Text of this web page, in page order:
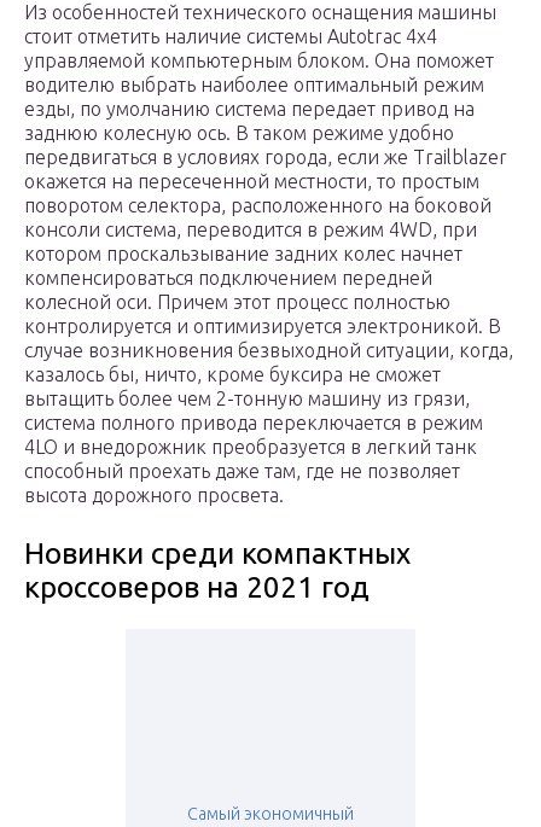
Из особенностей технического оснащения машины
стоит отметить наличие системы Autotrac 4х4
управляемой компьютерным блоком. Она поможет
водителю выбрать наиболее оптимальный режим
езды, по умолчанию система передает привод на
заднюю колесную ось. В таком режиме удобно
передвигаться в условиях города, если же Trailblazer
окажется на пересеченной местности, то простым
поворотом селектора, расположенного на боковой
консоли система, переводится в режим 4WD, при
котором проскальзывание задних колес начнет
компенсироваться подключением передней
колесной оси. Причем этот процесс полностью
контролируется и оптимизируется электроникой. В
случае возникновения безвыходной ситуации, когда,
казалось бы, ничто, кроме буксира не сможет
вытащить более чем 2-тонную машину из грязи,
система полного привода переключается в режим
4LO и внедорожник преобразуется в легкий танк
способный проехать даже там, где не позволяет
высота дорожного просвета.
Новинки среди компактных
кроссоверов на 2021 год
Самый экономичный